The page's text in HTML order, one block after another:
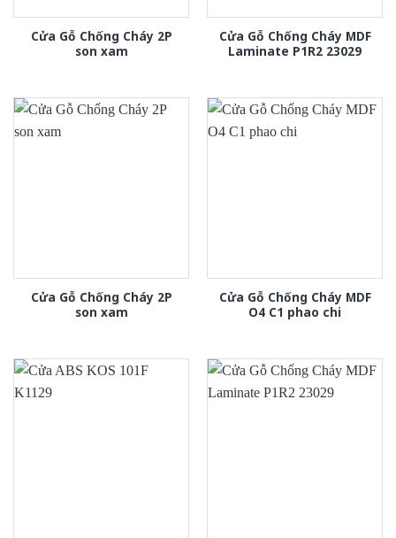
Cửa Gỗ Chống Cháy 2P
son xam
Cửa Gỗ Chống Cháy MDF
Laminate P1R2 23029
Cửa Gỗ Chống Cháy 2P
son xam
Cửa Gỗ Chống Cháy MDF
O4 C1 phao chi